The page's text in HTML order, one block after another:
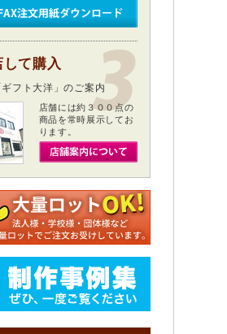
て購入
フト大洋」のご案内
店舗には約３００点の
商品を常時展示してお
ります。